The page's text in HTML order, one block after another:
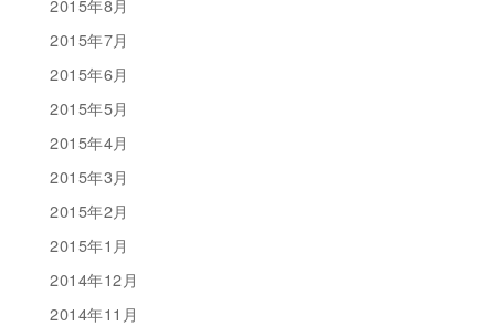
2015年8月
2015年7月
2015年6月
2015年5月
2015年4月
2015年3月
2015年2月
2015年1月
2014年12月
2014年11月